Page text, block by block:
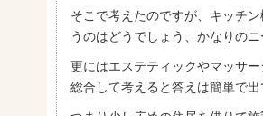
そこで考えたのですが、キッチ
うのはどうでしょう、かなりの
更にはエステティックやマッサ
総合して考えると答えは簡単で出